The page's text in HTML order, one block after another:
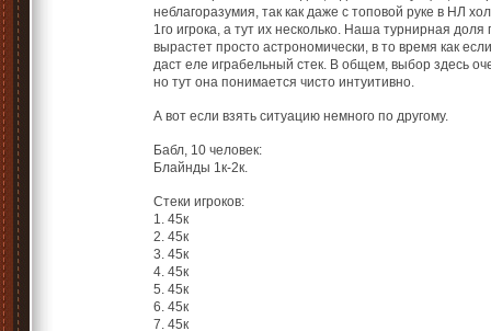
неблагоразумия, так как даже с топовой руке в НЛ
1го игрока, а тут их несколько. Наша турнирная
вырастет просто астрономически, в то время как
даст еле играбельный стек. В общем, выбор здесь
но тут она понимается чисто интуитивно.
А вот если взять ситуацию немного по другому.
Бабл, 10 человек:
Блайнды 1к-2к.
Стеки игроков:
1. 45к
2. 45к
3. 45к
4. 45к
5. 45к
6. 45к
7. 45к